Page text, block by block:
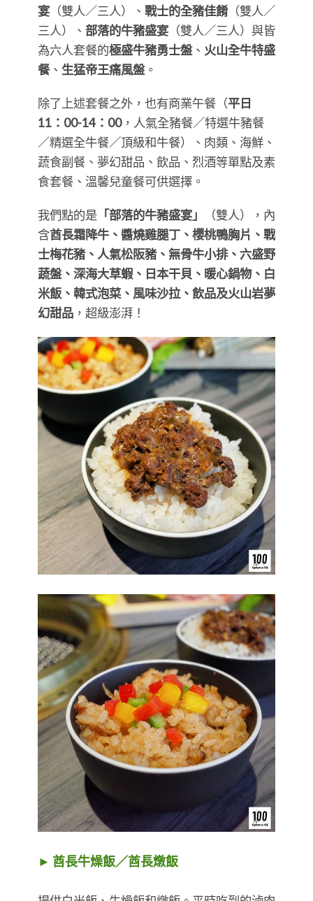
宴 （雙人／三人）、 戰士的全豬佳餚（雙人／
三人）、 部落的牛豬盛宴 （雙人／三人）與皆
為六人套餐的極盛牛豬勇士盤、 火山全牛特盛
餐、 生猛帝王痛風盤。
除了上述套餐之外，也有商業午餐（平日
11：00-14：00，人氣全豬餐／特選牛豬餐
／精選全牛餐／頂級和牛餐）、肉類、海鮮、
蔬食副餐、夢幻甜品、飲品、烈酒等單點及素
食套餐、溫馨兒童餐可供選擇。
我們點的是 「部落的牛豬盛宴」
（雙人），內
含酋長霜降牛、醬燒雞腿丁、櫻桃鴨胸片、戰
士梅花豬、人氣松阪豬、無骨牛小排、六盛野
蔬盤、深海大草蝦、日本干貝、暖心鍋物、白
米飯、韓式泡菜、風味沙拉、飲品及火山岩夢
幻甜品 ，超級澎湃！
► 酋長牛燥飯／酋長燉飯